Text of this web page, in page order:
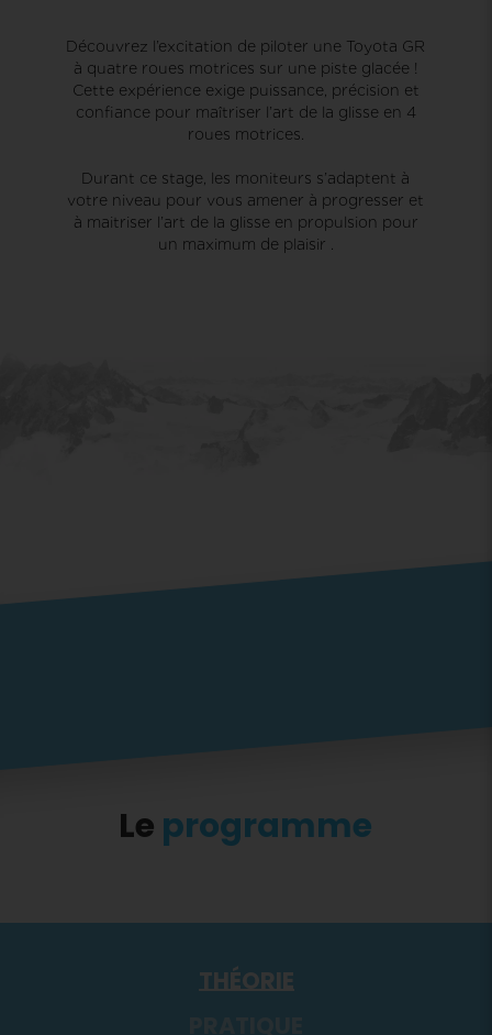
Découvrez l’excitation de piloter une Toyota GR
à quatre roues motrices sur une piste glacée !
Cette expérience exige puissance, précision et
confiance pour maîtriser l’art de la glisse en 4
roues motrices.
Durant ce stage, les moniteurs s’adaptent à
votre niveau pour vous amener à progresser et
à maitriser l’art de la glisse en propulsion pour
un maximum de plaisir .
Le programme
THÉORIE